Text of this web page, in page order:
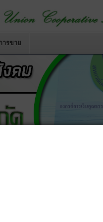
ารขาย
เปลี่ยนชื่อสหกรณ์ใหม่ เ